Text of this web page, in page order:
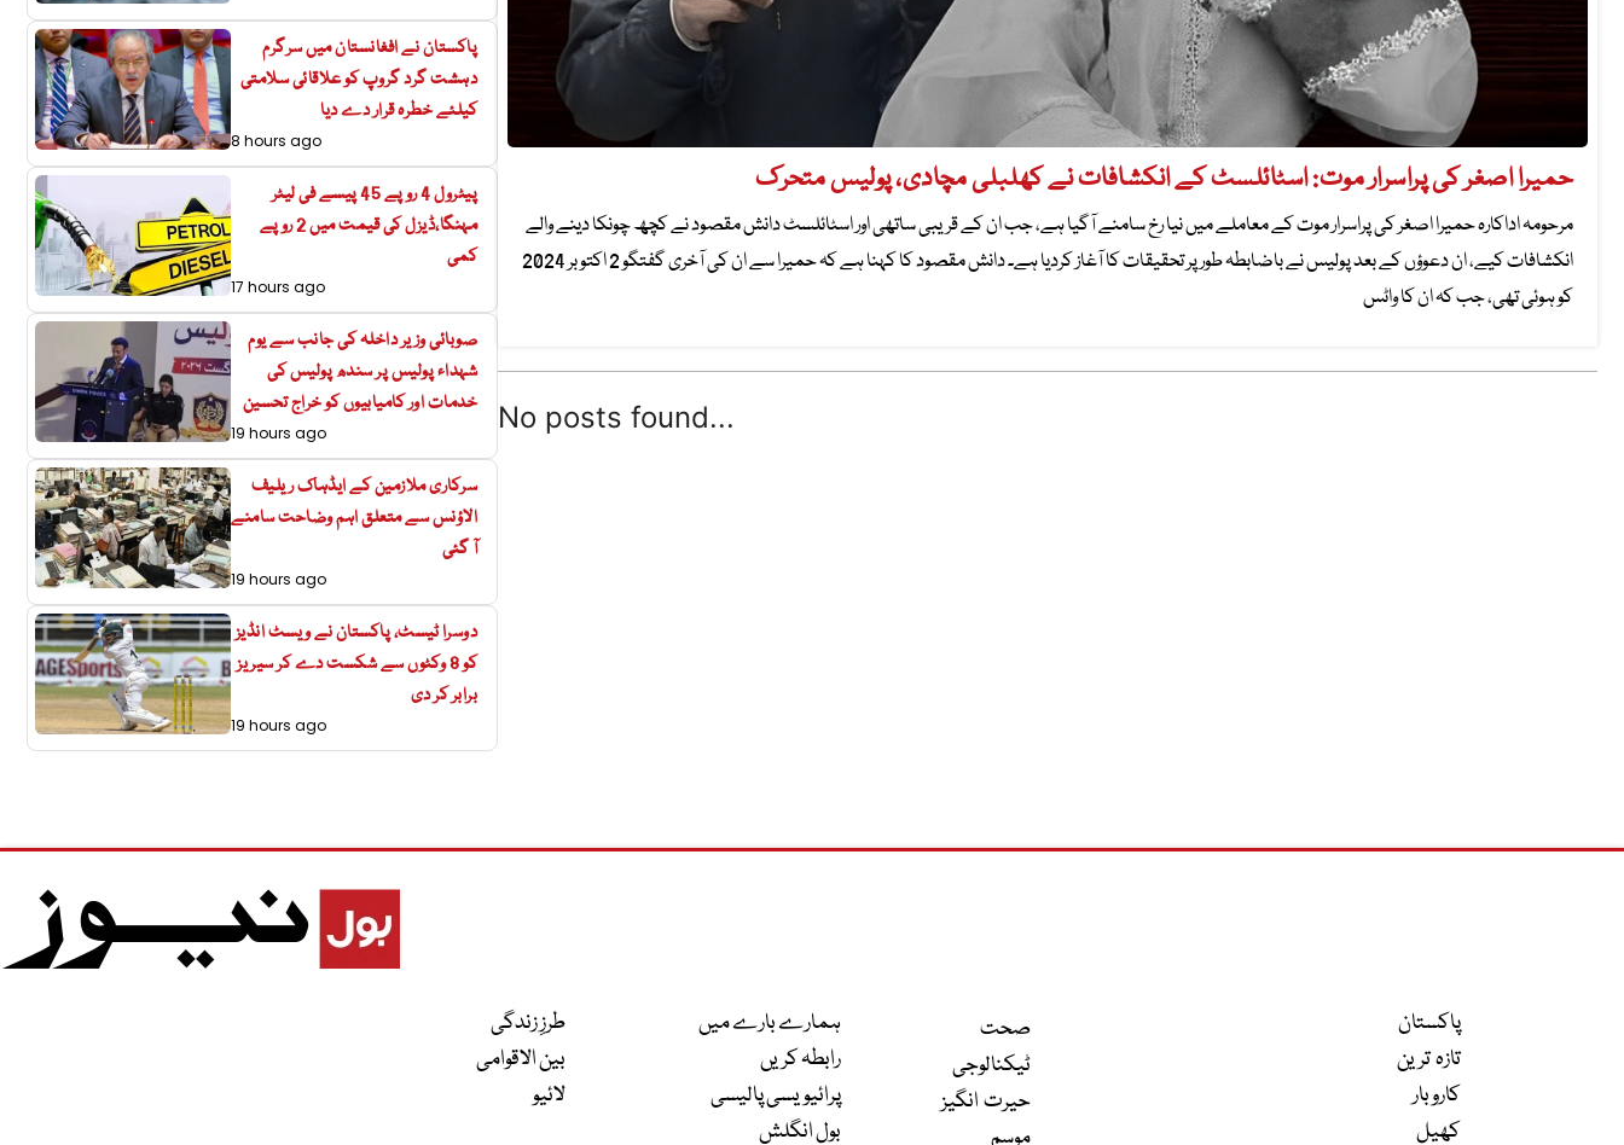
پاکستان نے افغانستان میں سرگرم
دہشت گرد گروپ کو علاقائی سلامتی
کیلئے خطرہ قرار دے دیا
8 hours ago
پیٹرول 4 روپے 45 پیسے فی لیٹر
مہنگا،ڈیزل کی قیمت میں 2 روپے
کمی
17 hours ago
صوبائی وزیر داخلہ کی جانب سے یوم
شہداء پولیس پر سندھ پولیس کی
خدمات اور کامیابیوں کو خراج تحسین
19 hours ago
سرکاری ملازمین کے ایڈہاک ریلیف
الاؤنس سے متعلق اہم وضاحت سامنے
آ گئی
19 hours ago
دوسرا ٹیسٹ، پاکستان نے ویسٹ انڈیز
کو 8 وکٹوں سے شکست دے کر سیریز
برابر کر دی
19 hours ago
حمیرا اصغر کی پراسرار موت: اسٹائلسٹ کے انکشافات نے کھلبلی مچادی، پولیس متحرک
مرحومہ اداکارہ حمیرا اصغر کی پراسرار موت کے معاملے میں نیا رخ سامنے آگیا ہے، جب ان کے قریبی ساتھی اور اسٹائلسٹ دانش مقصود نے کچھ چونکا دینے والے
انکشافات کیے، ان دعوؤں کے بعد پولیس نے باضابطہ طور پر تحقیقات کا آغاز کردیا ہے۔ دانش مقصود کا کہنا ہے کہ حمیرا سے ان کی آخری گفتگو 2 اکتوبر 2024
کو ہوئی تھی، جب کہ ان کا واٹس
No posts found...
پاکستان
تازہ ترین
کاروبار
کھیل
صحت
ٹیکنالوجی
حیرت انگیز
موسم
طرزِ زندگی
بین الاقوامی
لائیو
ہمارے بارے میں
رابطہ کریں
پرائیویسی پالیسی
بول انگلش